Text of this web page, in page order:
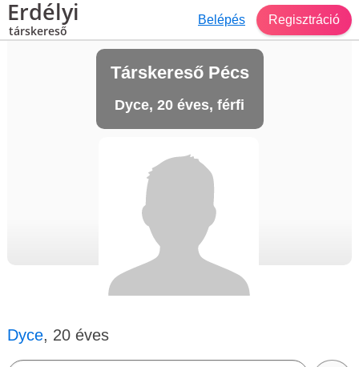
Erdélyi
társkereső
Belépés Regisztráció
Társkereső Pécs
Dyce, 20 éves, férfi
Dyce, 20 éves